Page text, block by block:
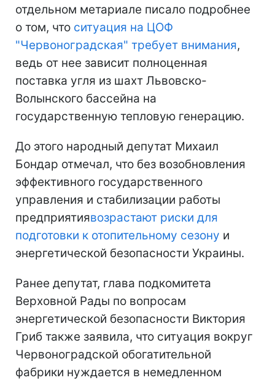
отдельном метариале писало подробнее
о том, что ситуация на ЦОФ
"Червоноградская" требует внимания,
ведь от нее зависит полноценная
поставка угля из шахт Львовско-
Волынского бассейна на
государственную тепловую генерацию.
До этого народный депутат Михаил
Бондар отмечал, что без возобновления
эффективного государственного
управления и стабилизации работы
предприятиявозрастают риски для
подготовки к отопительному сезону и
энергетической безопасности Украины.
Ранее депутат, глава подкомитета
Верховной Рады по вопросам
энергетической безопасности Виктория
Гриб также заявила, что ситуация вокруг
Червоноградской обогатительной
фабрики нуждается в немедленном